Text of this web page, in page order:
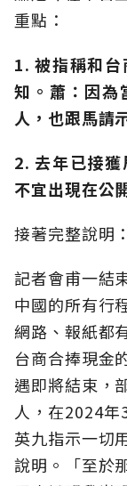
重點：
1. 被指稱和
知。蕭：因為
人，也跟馬請
2. 去年已接
不宜出現在公
接著完整說明：
記者會甫一結
中國的所有行
網路、報紙都
台商合捧現金
遇即將結束，
人，在2024
英九指示一切
說明。「至於